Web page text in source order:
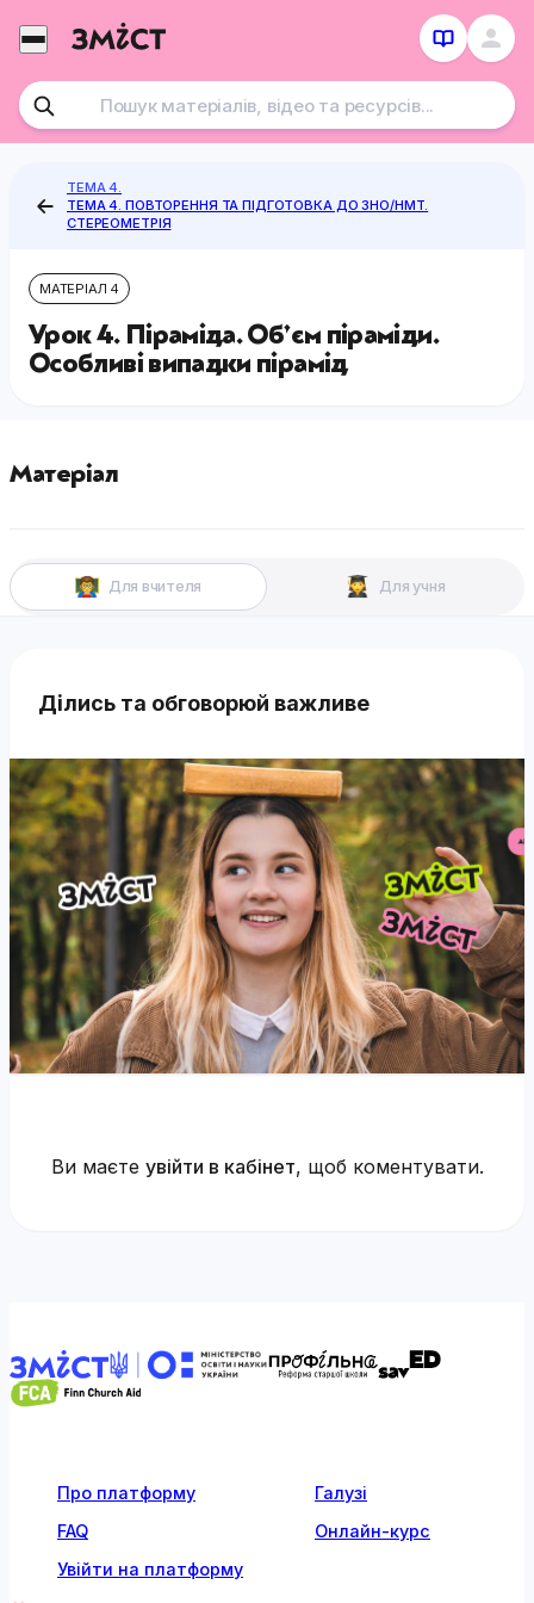
Перейти
до
ТЕМА 4.
ТЕМА 4. ПОВТОРЕННЯ ТА ПІДГОТОВКА ДО ЗНО/НМТ.
СТЕРЕОМЕТРІЯ
МАТЕРІАЛ 4
Урок 4. Піраміда. Об’єм піраміди.
Особливі випадки пірамід
Матеріал
Для вчителя Для учня
Ділись та обговорюй важливе
Ви маєте увійти в кабінет, щоб коментувати.
Про платформу
Галузі
FAQ
Онлайн-курс
Увійти на платформу